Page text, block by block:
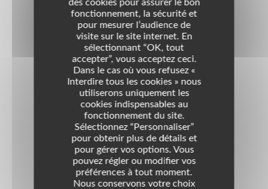
Domaines
Enfance - Ados - Social Divers
Interventions Sociales
Téléphone 04.68.50.87.94.
Quartier
Saint Jacques
Coordonnées
des cookies pour assurer le bon
fonctionnement, la sécurité et
pour mesurer l’audience de
visite sur le site internet. En
sélectionnant “OK, tout
accepter”, vous acceptez ceci.
Dans le cas où vous refusez «
Interdire tous les cookies » nous
utiliserons uniquement les
cookies indispensables au
fonctionnement du site.
Sélectionnez “Personnaliser”
pour obtenir plus de détails et
pour gérer vos options. Vous
pouvez régler ou modifier vos
préférences à tout moment.
Nous conservons votre choix